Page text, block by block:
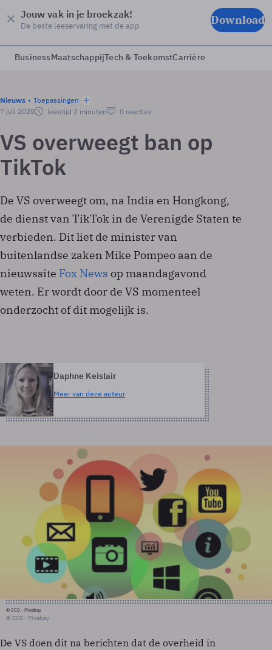
Jouw vak in je broekzak!
De beste leeservaring met de app Download
BusinessMaatschappijTech & ToekomstCarrière
Nieuws
Toepassingen
7 juli 2020
leestijd 2 minuten 0 reacties
VS overweegt ban op
TikTok
De VS overweegt om, na India en Hongkong,
de dienst van TikTok in de Verenigde Staten te
verbieden. Dit liet de minister van
buitenlandse zaken Mike Pompeo aan de
nieuwssite Fox News op maandagavond
weten. Er wordt door de VS momenteel
onderzocht of dit mogelijk is.
Daphne Keislair
Meer van deze auteur
© CC0 - Pixabay
© CC0 - Pixabay
De VS doen dit na berichten dat de overheid in